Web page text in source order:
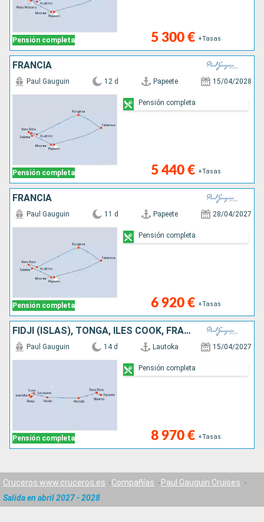
Pensión completa 5 300 € +Tasas
FRANCIA
Pensión completa
Paul Gauguin 12 d Papeete 15/04/2028
5 440 € +Tasas
Pensión completa
FRANCIA
Pensión completa
Paul Gauguin 11 d Papeete 28/04/2027
6 920 € +Tasas
Pensión completa
FIDJI (ISLAS), TONGA, ILES COOK, FRANCIA
Pensión completa
Paul Gauguin 14 d Lautoka 15/04/2027
8 970 € +Tasas
Pensión completa
Cruceros www.cruceros.es Compañías
Paul Gauguin Cruises
Salida en abril 2027 - 2028